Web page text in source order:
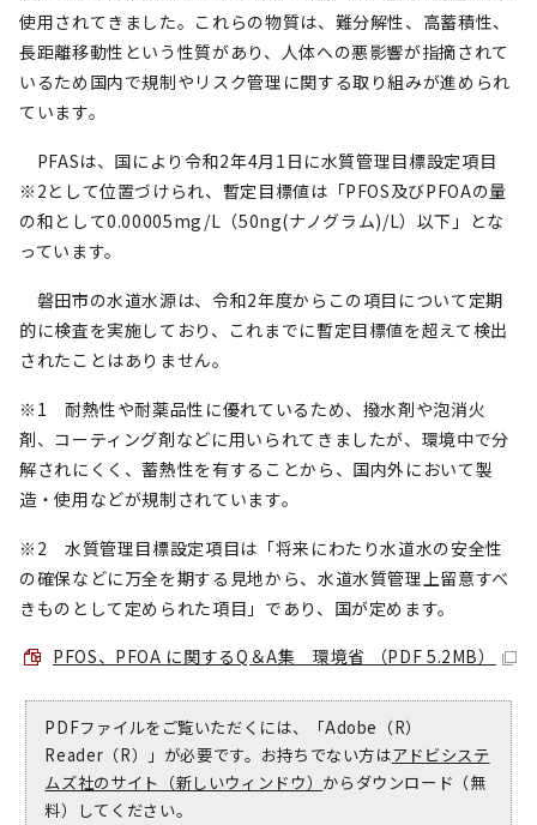
使用されてきました。これらの物質は、難分解性、高蓄積性、
長距離移動性という性質があり、人体への悪影響が指摘されて
いるため国内で規制やリスク管理に関する取り組みが進められ
ています。
PFASは、国により令和2年4月1日に水質管理目標設定項目
※2として位置づけられ、暫定目標値は「PFOS及びPFOAの量
の和として0.00005mg/L（50ng(ナノグラム)/L）以下」とな
っています。
磐田市の水道水源は、令和2年度からこの項目について定期
的に検査を実施しており、これまでに暫定目標値を超えて検出
されたことはありません。
※1 耐熱性や耐薬品性に優れているため、撥水剤や泡消火
剤、コーティング剤などに用いられてきましたが、環境中で分
解されにくく、蓄熱性を有することから、国内外において製
造・使用などが規制されています。
※2 水質管理目標設定項目は「将来にわたり水道水の安全性
の確保などに万全を期する見地から、水道水質管理上留意すべ
きものとして定められた項目」であり、国が定めます。
PFOS、PFOA に関するQ＆A集 環境省 （PDF 5.2MB）
PDFファイルをご覧いただくには、「Adobe（R）
Reader（R）」が必要です。お持ちでない方はアドビシステ
ムズ社のサイト（新しいウィンドウ） からダウンロード（無
料）してください。